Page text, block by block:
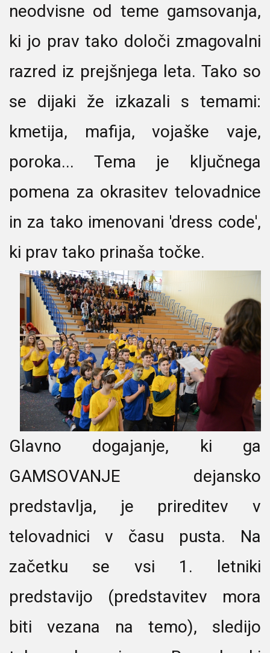
neodvisne od teme gamsovanja,
ki jo prav tako določi zmagovalni
razred iz prejšnjega leta. Tako so
se dijaki že izkazali s temami:
kmetija, mafija, vojaške vaje,
poroka... Tema je ključnega
pomena za okrasitev telovadnice
in za tako imenovani 'dress code',
ki prav tako prinaša točke.
Glavno dogajanje, ki ga
GAMSOVANJE dejansko
predstavlja, je prireditev v
telovadnici v času pusta. Na
začetku se vsi 1. letniki
predstavijo (predstavitev mora
biti vezana na temo), sledijo